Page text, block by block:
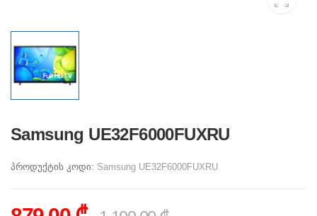
Samsung UE32F6000FUXRU
პროდუქტის კოდი: Samsung UE32F6000FUXRU